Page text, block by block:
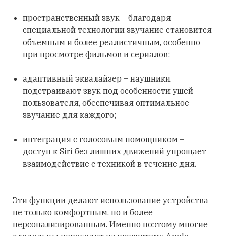
пространственный звук – благодаря
специальной технологии звучание становится
объемным и более реалистичным, особенно
при просмотре фильмов и сериалов;
адаптивный эквалайзер – наушники
подстраивают звук под особенности ушей
пользователя, обеспечивая оптимальное
звучание для каждого;
интеграция с голосовым помощником –
доступ к Siri без лишних движений упрощает
взаимодействие с техникой в течение дня.
Эти функции делают использование устройства
не только комфортным, но и более
персонализированным. Именно поэтому многие